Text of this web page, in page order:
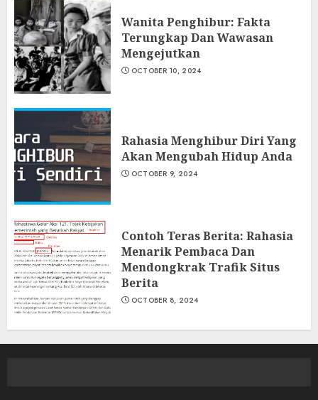
Wanita Penghibur: Fakta
Terungkap Dan Wawasan
Mengejutkan
OCTOBER 10, 2024
Rahasia Menghibur Diri Yang
Akan Mengubah Hidup Anda
OCTOBER 9, 2024
Contoh Teras Berita: Rahasia
Menarik Pembaca Dan
Mendongkrak Trafik Situs
Berita
OCTOBER 8, 2024